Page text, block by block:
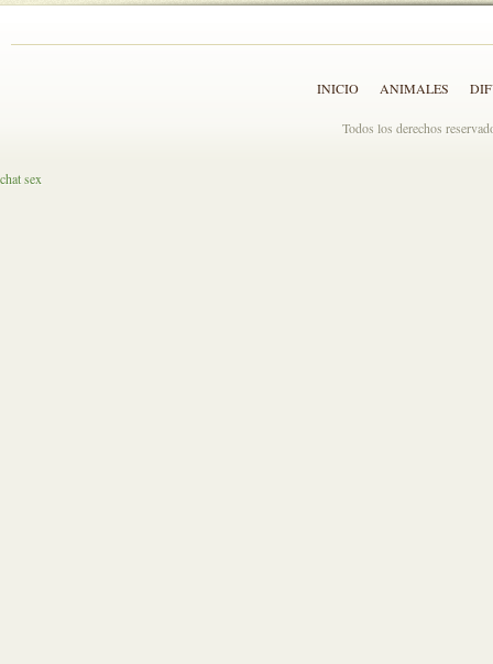
INICIO ANIMALES
Todos los derechos
chat sex